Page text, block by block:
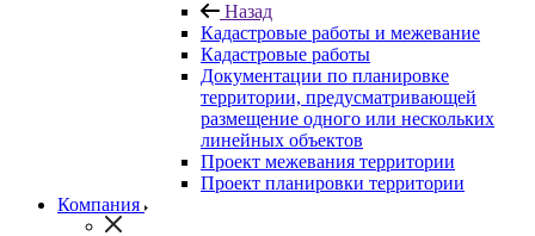
Назад
Кадастровые работы и межевание
Кадастровые работы
Документации по планировке
территории, предусматривающей
размещение одного или нескольких
линейных объектов
Проект межевания территории
Проект планировки территории
Компания